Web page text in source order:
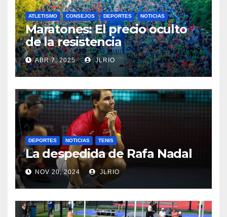
ATLETISMO CONSEJOS DEPORTES NOTICIAS
Maratones: El precio oculto
de la resistencia
ABR 7, 2025 JLRIO
DEPORTES NOTICIAS TENIS
La despedida de Rafa Nadal
NOV 20, 2024 JLRIO